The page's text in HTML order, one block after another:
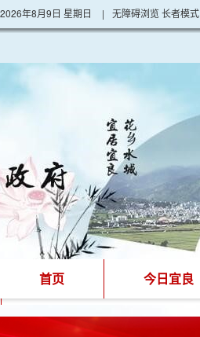
2026年8月9日 星期日 | 无障碍浏览长者模式
首页 今日宜良